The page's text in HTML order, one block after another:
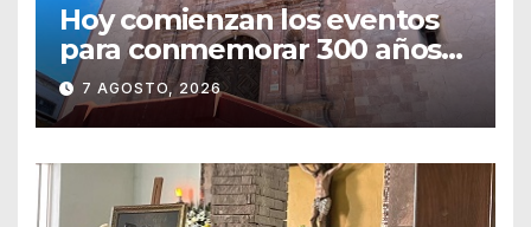
Hoy comienzan los eventos
para conmemorar 300 años
del templo de San Roque
7 AGOSTO, 2026